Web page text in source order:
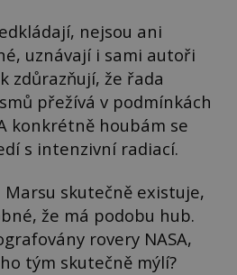
nejsou ani
uznávají i sami autoři
zdůrazňují, že řada
přežívá v podmínkách
konkrétně houbám se
s intenzivní radiací.
skutečně existuje,
že má podobu hub.
rovery NASA,
tým skutečně mýlí?